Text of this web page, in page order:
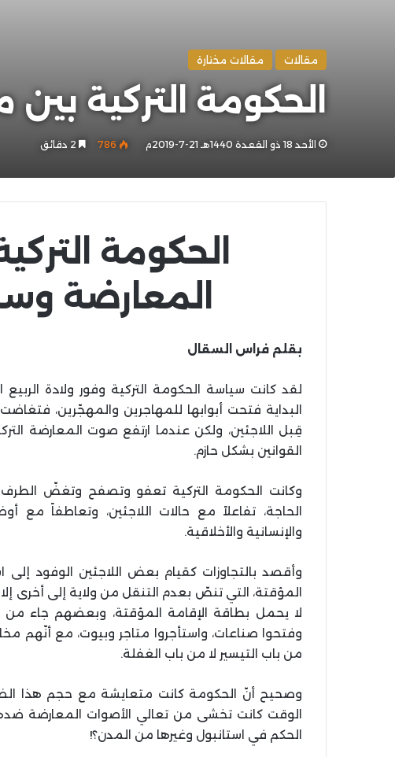
مقالات مقالات مختارة
الحكومة التركية
الأحد 18 ذو القعدة 1440هـ 21-7-2019م 786
الحكومة
المعارضة
بقلم فراس السقال
لقد كانت سياسة الحكومة التركية وفور ولادة
البداية فتحت أبوابها للمهاجرين والمهجّرين،
قِبل اللاجئين، ولكن عندما ارتفع صوت المعارضة
القوانين بشكل حازم.
وكانت الحكومة التركية تعفو وتصفح وتغضّ الطرف
الحاجة، تفاعلاً مع حالات اللاجئين، وتعاطفاً مع
والإنسانية والأخلاقية.
وأقصد بالتجاوزات كقيام بعض اللاجئين الوفود إلى
المؤقتة، التي تنصّ بعدم التنقل من ولاية إلى أخرى
لا يحمل بطاقة الإقامة المؤقتة، وبعضهم جاء من
وفتحوا صناعات، واستأجروا متاجر وبيوت، مع أنّهم
من باب التيسير لا من باب الغفلة.
وصحيح أنّ الحكومة كانت متعايشة مع حجم هذا
الوقت كانت تخشى من تعالي الأصوات المعارضة
الحكم في استانبول وغيرها من المدن؟!